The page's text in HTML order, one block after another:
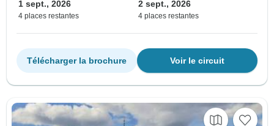
1 sept., 2026
4 places restantes
2 sept., 2026
4 places restantes
Voir le circuit
Télécharger la brochure